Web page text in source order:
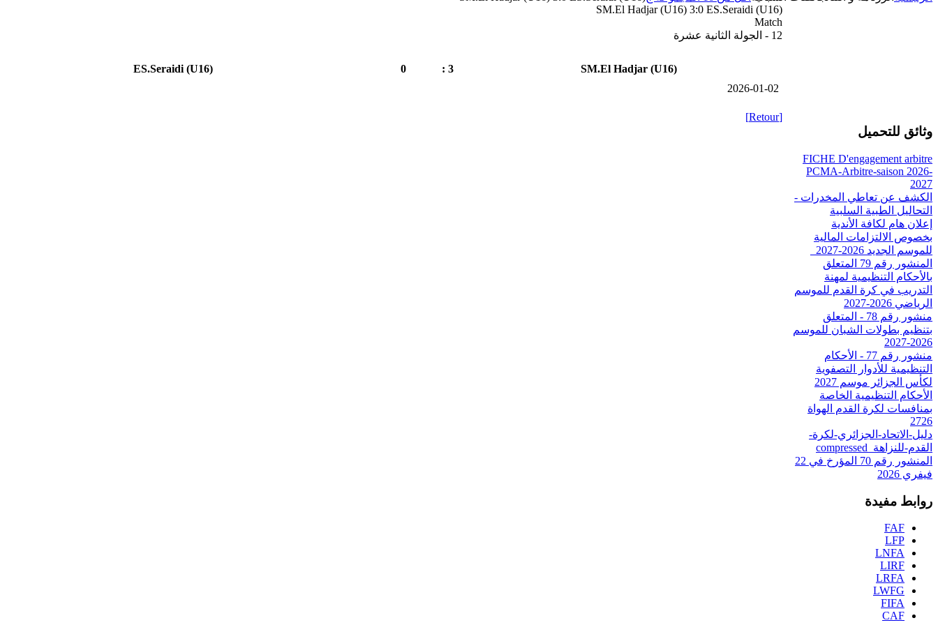
SM.El Hadjar (U16) 3:0 ES.Seraidi (U16)
Match
12 - الجولة الثانية عشرة
SM.El Hadjar (U16)
3 :
0
ES.Seraidi (U16)
2026-01-02
[Retour]
وثائق للتحميل
FICHE D'engagement arbitre
PCMA-Arbitre-saison 2026-
2027
الكشف عن تعاطي المخدرات -
التحاليل الطبية السلبية
إعلان هام لكافة الأندية
بخصوص الالتزامات المالية
للموسم الجديد 2026-2027_
المنشور رقم 79 المتعلق
بالأحكام التنظيمية لمهنة
التدريب في كرة القدم للموسم
الرياضي 2026-2027
منشور رقم 78 - المتعلق
بتنظيم بطولات الشبان للموسم
2026-2027
منشور رقم 77 - الأحكام
التنظيمية للأدوار التصفوية
لكأس الجزائر موسم 2027
الأحكام التنظيمية الخاصة
بمنافسات لكرة القدم الهواة
2726
دليل-الاتحاد-الجزائري-لكرة-
القدم-للنزاهة_compressed
المنشور رقم 70 المؤرخ في 22
فيفري 2026
روابط مفيدة
FAF
LFP
LNFA
LIRF
LRFA
LWFG
FIFA
CAF